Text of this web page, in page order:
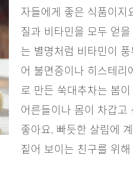
자들에게 좋은 식품이지
질과 비타민을 모두 얻
는 별명처럼 비타민이
어 불면증이나 히스테리
로 만든 쑥대추차는 봄
어른들이나 몸이 차갑고
좋아요. 빠듯한 살림에
짙어 보이는 친구를 위